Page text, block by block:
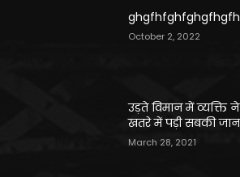
October 2, 2022
उड़ते विमान में व्यक्ति
खतरे में पड़ी सबकी
March 28, 2021